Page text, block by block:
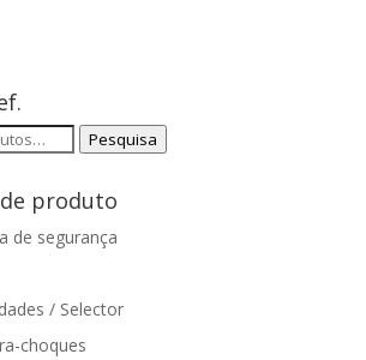
Pesquisa
produto
de segurança
/ Selector
choques